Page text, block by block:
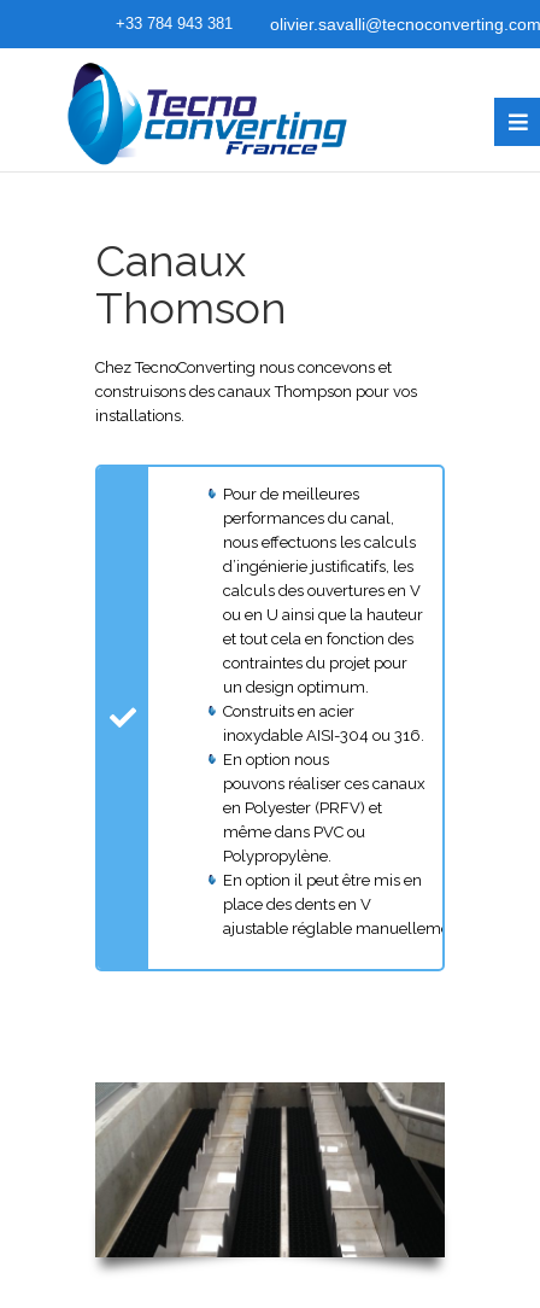
+33 784 943 381 olivier.savalli@tecnoconverting.com
Canaux
Thomson
Chez TecnoConverting nous concevons et
construisons des canaux Thompson pour vos
installations.
Pour de meilleures
performances du canal,
nous effectuons les calculs
d’ingénierie justificatifs, les
calculs des ouvertures en V
ou en U ainsi que la hauteur
et tout cela en fonction des
contraintes du projet pour
un design optimum.
Construits en acier
inoxydable AISI-304 ou 316.
En option nous
pouvons réaliser ces canaux
en Polyester (PRFV) et
même dans PVC ou
Polypropylène.
En option il peut être mis en
place des dents en V
ajustable réglable manuellement.